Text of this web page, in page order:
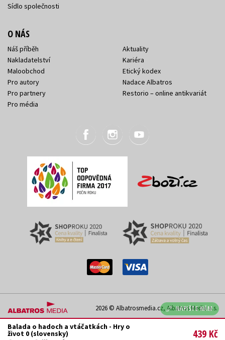
Balada o hadoch a vtáčatkách - Hry o
život 0 (slovensky) 439 Kč
NAPIŠTE NÁM
Sídlo společnosti
O NÁS
Náš příběh
Nakladatelství
Maloobchod
Pro autory
Pro partnery
Pro média
Aktuality
Kariéra
Etický kodex
Nadace Albatros
Restorio – online antikvariát
2026 © Albatrosmedia.cz, Albatros Media a.s.
Podle zákona o evidenci tržeb je prodávající povinen vystavit kupujícímu účtenku.